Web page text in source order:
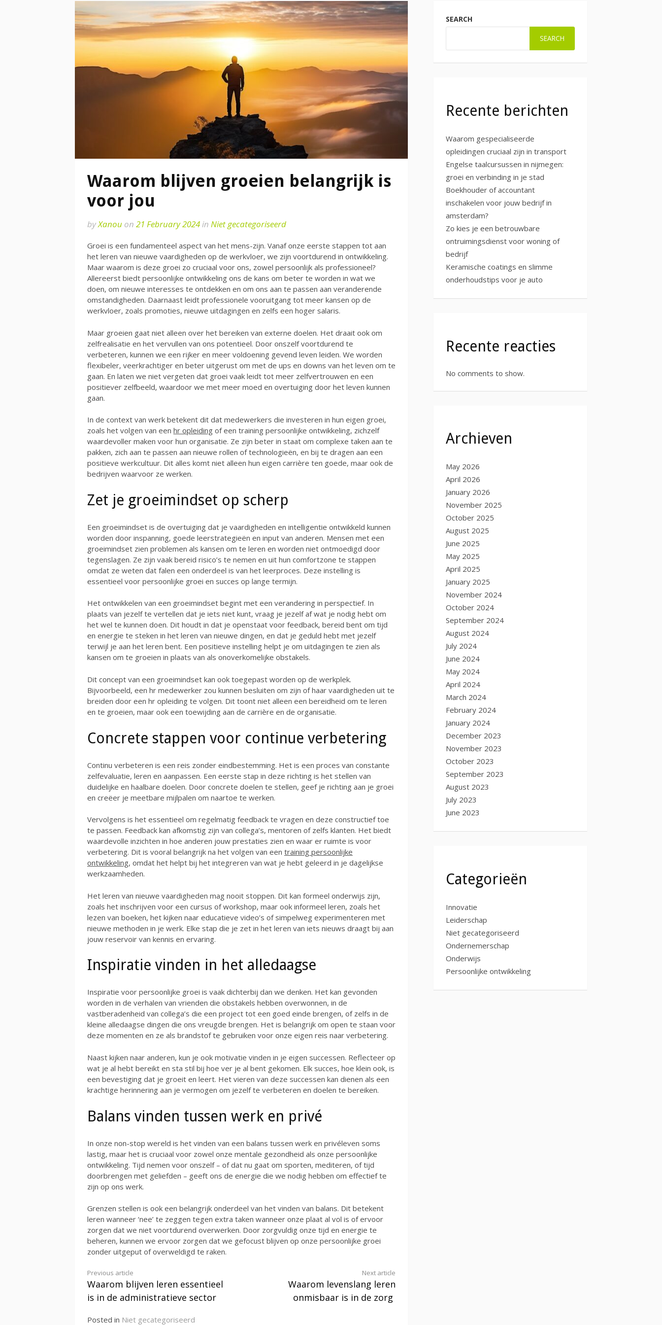
Waarom blijven groeien belangrijk is
voor jou
byXanou on 21 February 2024in Niet gecategoriseerd
Groei is een fundamenteel aspect van het mens-zijn. Vanaf onze eerste stappen tot aan
het leren van nieuwe vaardigheden op de werkvloer, we zijn voortdurend in ontwikkeling.
Maar waarom is deze groei zo cruciaal voor ons, zowel persoonlijk als professioneel?
Allereerst biedt persoonlijke ontwikkeling ons de kans om beter te worden in wat we
doen, om nieuwe interesses te ontdekken en om ons aan te passen aan veranderende
omstandigheden. Daarnaast leidt professionele vooruitgang tot meer kansen op de
werkvloer, zoals promoties, nieuwe uitdagingen en zelfs een hoger salaris.
Maar groeien gaat niet alleen over het bereiken van externe doelen. Het draait ook om
zelfrealisatie en het vervullen van ons potentieel. Door onszelf voortdurend te
verbeteren, kunnen we een rijker en meer voldoening gevend leven leiden. We worden
flexibeler, veerkrachtiger en beter uitgerust om met de ups en downs van het leven om te
gaan. En laten we niet vergeten dat groei vaak leidt tot meer zelfvertrouwen en een
positiever zelfbeeld, waardoor we met meer moed en overtuiging door het leven kunnen
gaan.
In de context van werk betekent dit dat medewerkers die investeren in hun eigen groei,
zoals het volgen van een hr opleiding of een training persoonlijke ontwikkeling, zichzelf
waardevoller maken voor hun organisatie. Ze zijn beter in staat om complexe taken aan te
pakken, zich aan te passen aan nieuwe rollen of technologieën, en bij te dragen aan een
positieve werkcultuur. Dit alles komt niet alleen hun eigen carrière ten goede, maar ook de
bedrijven waarvoor ze werken.
Zet je groeimindset op scherp
Een groeimindset is de overtuiging dat je vaardigheden en intelligentie ontwikkeld kunnen
worden door inspanning, goede leerstrategieën en input van anderen. Mensen met een
groeimindset zien problemen als kansen om te leren en worden niet ontmoedigd door
tegenslagen. Ze zijn vaak bereid risico’s te nemen en uit hun comfortzone te stappen
omdat ze weten dat falen een onderdeel is van het leerproces. Deze instelling is
essentieel voor persoonlijke groei en succes op lange termijn.
Het ontwikkelen van een groeimindset begint met een verandering in perspectief. In
plaats van jezelf te vertellen dat je iets niet kunt, vraag je jezelf af wat je nodig hebt om
het wel te kunnen doen. Dit houdt in dat je openstaat voor feedback, bereid bent om tijd
en energie te steken in het leren van nieuwe dingen, en dat je geduld hebt met jezelf
terwijl je aan het leren bent. Een positieve instelling helpt je om uitdagingen te zien als
kansen om te groeien in plaats van als onoverkomelijke obstakels.
Dit concept van een groeimindset kan ook toegepast worden op de werkplek.
Bijvoorbeeld, een hr medewerker zou kunnen besluiten om zijn of haar vaardigheden uit te
breiden door een hr opleiding te volgen. Dit toont niet alleen een bereidheid om te leren
en te groeien, maar ook een toewijding aan de carrière en de organisatie.
Concrete stappen voor continue verbetering
Continu verbeteren is een reis zonder eindbestemming. Het is een proces van constante
zelfevaluatie, leren en aanpassen. Een eerste stap in deze richting is het stellen van
duidelijke en haalbare doelen. Door concrete doelen te stellen, geef je richting aan je groei
en creëer je meetbare mijlpalen om naartoe te werken.
Vervolgens is het essentieel om regelmatig feedback te vragen en deze constructief toe
te passen. Feedback kan afkomstig zijn van collega’s, mentoren of zelfs klanten. Het biedt
waardevolle inzichten in hoe anderen jouw prestaties zien en waar er ruimte is voor
verbetering. Dit is vooral belangrijk na het volgen van een training persoonlijke
ontwikkeling, omdat het helpt bij het integreren van wat je hebt geleerd in je dagelijkse
werkzaamheden.
Het leren van nieuwe vaardigheden mag nooit stoppen. Dit kan formeel onderwijs zijn,
zoals het inschrijven voor een cursus of workshop, maar ook informeel leren, zoals het
lezen van boeken, het kijken naar educatieve video’s of simpelweg experimenteren met
nieuwe methoden in je werk. Elke stap die je zet in het leren van iets nieuws draagt bij aan
jouw reservoir van kennis en ervaring.
Inspiratie vinden in het alledaagse
Inspiratie voor persoonlijke groei is vaak dichterbij dan we denken. Het kan gevonden
worden in de verhalen van vrienden die obstakels hebben overwonnen, in de
vastberadenheid van collega’s die een project tot een goed einde brengen, of zelfs in de
kleine alledaagse dingen die ons vreugde brengen. Het is belangrijk om open te staan voor
deze momenten en ze als brandstof te gebruiken voor onze eigen reis naar verbetering.
Naast kijken naar anderen, kun je ook motivatie vinden in je eigen successen. Reflecteer op
wat je al hebt bereikt en sta stil bij hoe ver je al bent gekomen. Elk succes, hoe klein ook, is
een bevestiging dat je groeit en leert. Het vieren van deze successen kan dienen als een
krachtige herinnering aan je vermogen om jezelf te verbeteren en doelen te bereiken.
Balans vinden tussen werk en privé
In onze non-stop wereld is het vinden van een balans tussen werk en privéleven soms
lastig, maar het is cruciaal voor zowel onze mentale gezondheid als onze persoonlijke
ontwikkeling. Tijd nemen voor onszelf – of dat nu gaat om sporten, mediteren, of tijd
doorbrengen met geliefden – geeft ons de energie die we nodig hebben om effectief te
zijn op ons werk.
Grenzen stellen is ook een belangrijk onderdeel van het vinden van balans. Dit betekent
leren wanneer ‘nee’ te zeggen tegen extra taken wanneer onze plaat al vol is of ervoor
zorgen dat we niet voortdurend overwerken. Door zorgvuldig onze tijd en energie te
beheren, kunnen we ervoor zorgen dat we gefocust blijven op onze persoonlijke groei
zonder uitgeput of overweldigd te raken.
Continue
Reading
Previous article
Waarom blijven leren essentieel
is in de administratieve sector
Next article
Waarom levenslang leren
onmisbaar is in de zorg
Posted in Niet gecategoriseerd
SEARCH
SEARCH
Recente berichten
Waarom gespecialiseerde
opleidingen cruciaal zijn in transport
Engelse taalcursussen in nijmegen:
groei en verbinding in je stad
Boekhouder of accountant
inschakelen voor jouw bedrijf in
amsterdam?
Zo kies je een betrouwbare
ontruimingsdienst voor woning of
bedrijf
Keramische coatings en slimme
onderhoudstips voor je auto
Recente reacties
No comments to show.
Archieven
May 2026
April 2026
January 2026
November 2025
October 2025
August 2025
June 2025
May 2025
April 2025
January 2025
November 2024
October 2024
September 2024
August 2024
July 2024
June 2024
May 2024
April 2024
March 2024
February 2024
January 2024
December 2023
November 2023
October 2023
September 2023
August 2023
July 2023
June 2023
Categorieën
Innovatie
Leiderschap
Niet gecategoriseerd
Ondernemerschap
Onderwijs
Persoonlijke ontwikkeling